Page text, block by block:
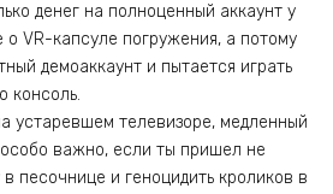
денег на полноценный аккаунт у
о VR-капсуле погружения, а потому
демоаккаунт и пытается играть
консоль.
устаревшем телевизоре, медленный
важно, если ты пришел не
в песочнице и геноцидить кроликов в